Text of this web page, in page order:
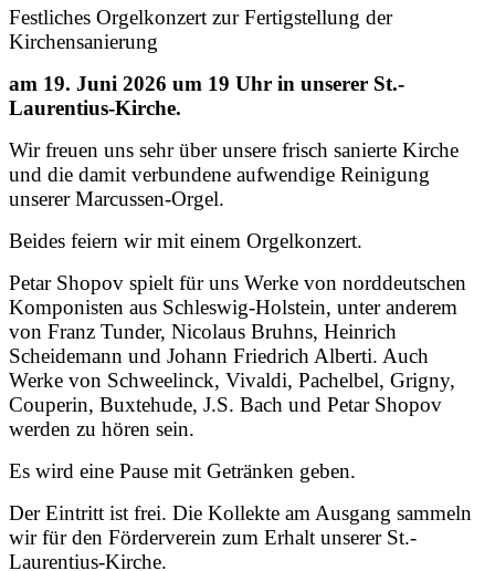
Festliches Orgelkonzert zur Fertigstellung der
Kirchensanierung
am 19. Juni 2026 um 19 Uhr in unserer St.-
Laurentius-Kirche.
Wir freuen uns sehr über unsere frisch sanierte Kirche
und die damit verbundene aufwendige Reinigung
unserer Marcussen-Orgel.
Beides feiern wir mit einem Orgelkonzert.
Petar Shopov spielt für uns Werke von norddeutschen
Komponisten aus Schleswig-Holstein, unter anderem
von Franz Tunder, Nicolaus Bruhns, Heinrich
Scheidemann und Johann Friedrich Alberti. Auch
Werke von Schweelinck, Vivaldi, Pachelbel, Grigny,
Couperin, Buxtehude, J.S. Bach und Petar Shopov
werden zu hören sein.
Es wird eine Pause mit Getränken geben.
Der Eintritt ist frei. Die Kollekte am Ausgang sammeln
wir für den Förderverein zum Erhalt unserer St.-
Laurentius-Kirche.